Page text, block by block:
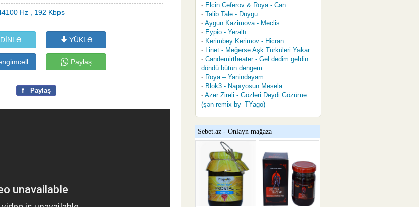
Hz , 192 Kbps
YÜKLƏ
Paylaş
f Paylaş
Elcin Ceferov & Roya - Can
Talib Tale - Duygu
Aygun Kazimova - Meclis
Eypio - Yeraltı
Kerimbey Kerimov - Hicran
Linet - Meğerse Aşk Türküleri Yakar
Candemirtheater - Gel dedim geldin
döndü bütün dengem
Roya – Yanindayam
Blok3 - Napıyosun Mesela
Azər Zirəli - Gözləri Dəydi Gözümə
(şən remix by_TYago)